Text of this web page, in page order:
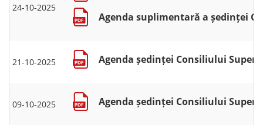
24-10-2025
Agenda suplimentară a ședinței
21-10-2025 Agenda ședinței Consiliului
09-10-2025 Agenda ședinței Consiliului